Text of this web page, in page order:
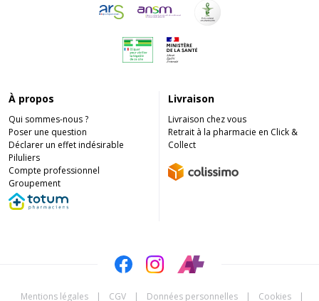
À propos
Qui sommes-nous ?
Poser une question
Déclarer un effet indésirable
Piluliers
Compte professionnel
Groupement
Livraison
Livraison chez vous
Retrait à la pharmacie en Click &
Collect
Mentions légales | CGV | Données personnelles | Cookies |